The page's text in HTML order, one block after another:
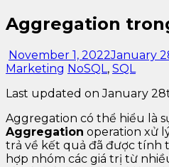
Aggregation
November 1, 2022January
Marketing NoSQL, SQL
Last updated on January
Aggregation có thể hiểu là
Aggregation operation xử
trả về kết quả đã được tính
hợp nhóm các giá trị từ